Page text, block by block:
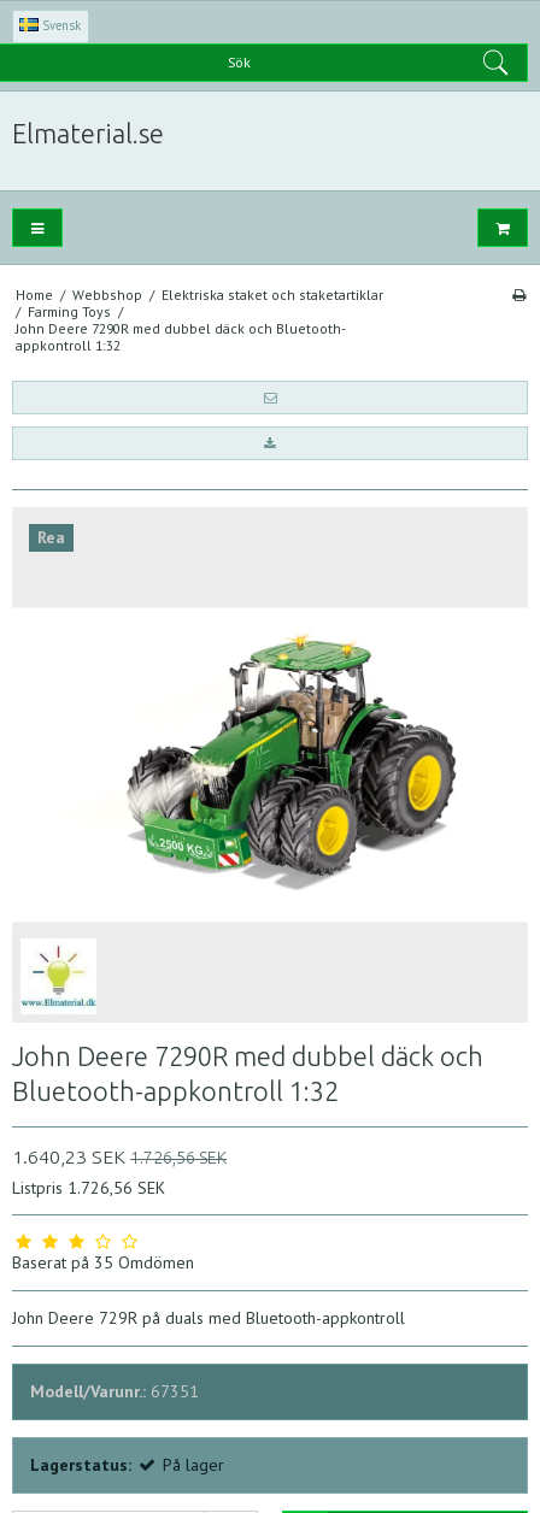
Svensk
Sök
Elmaterial.se
Home / Webbshop / Elektriska staket och staketartiklar
/ Farming Toys /
John Deere 7290R med dubbel däck och Bluetooth-
appkontroll 1:32
Rea
John Deere 7290R med dubbel däck och
Bluetooth-appkontroll 1:32
1.640,23 SEK 1.726,56 SEK
Listpris 1.726,56 SEK
Baserat på 35 Omdömen
John Deere 729R på duals med Bluetooth-appkontroll
Modell/Varunr.: 67351
Lagerstatus: På lager